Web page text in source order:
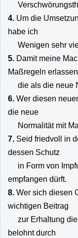
4. Um die
habe ich
Wenigen sehr
5. Damit meine
Maßregeln
die als die neue
6. Wer diesen
die neue
Normalität mit
7. Seid friedvoll in
dessen Schutz
in Form von
empfangen dürft.
8. Wer sich diesen
wichtigen Beitrag
zur Erhaltung
belohnt durch